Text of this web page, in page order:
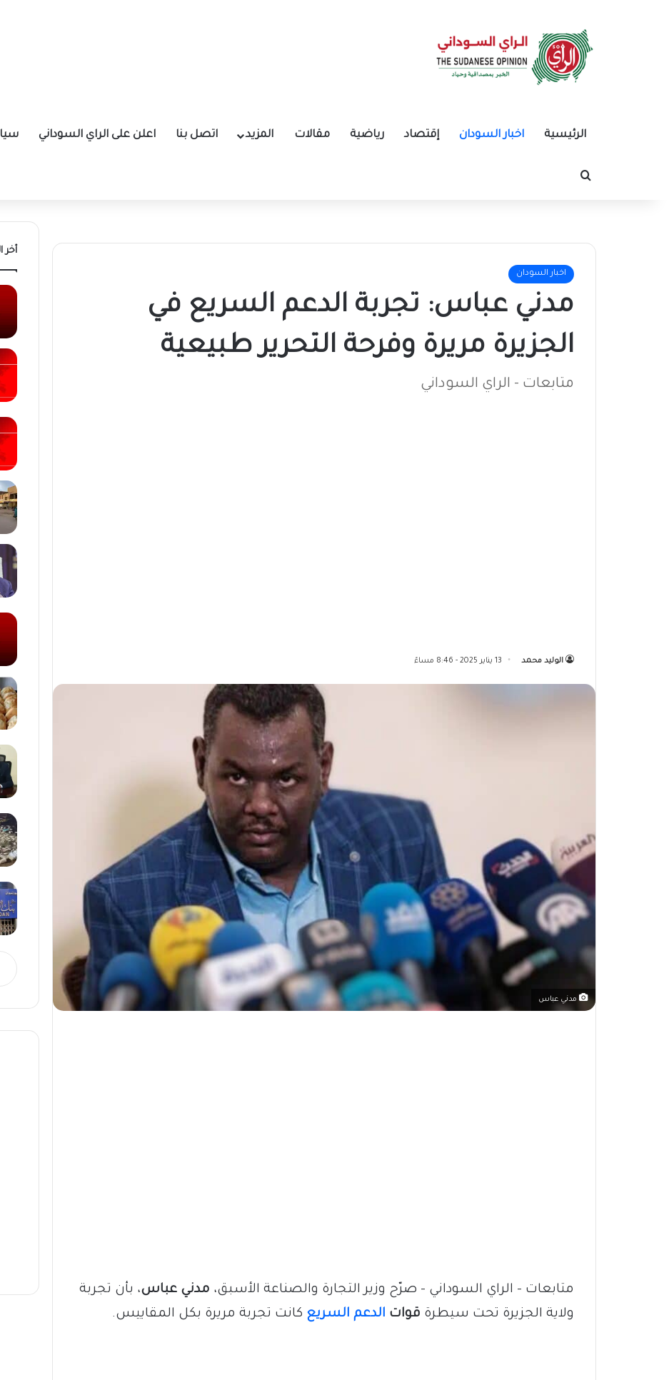
الرئيسية اخبار السودان إقتصاد رياضية مقالات المزيد اتصل بنا اعلن على الراي السوداني
بحث عن
اخبار السودان
مدني عباس: تجربة الدعم السريع في
الجزيرة مريرة وفرحة التحرير طبيعية
متابعات - الراي السوداني
الوليد محمد 13 يناير 2025 - 8:46 مساءً
مدني عباس
متابعات – الراي السوداني – صرّح وزير التجارة والصناعة الأسبق، مدني عباس، بأن تجربة
ولاية الجزيرة تحت سيطرة قوات الدعم السريع كانت تجربة مريرة بكل المقاييس.
أخر